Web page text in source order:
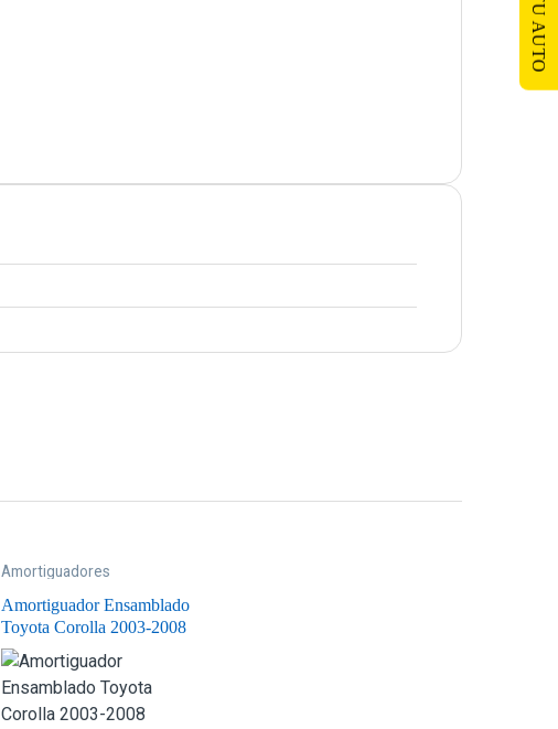
Amortiguadores
Amortiguador Ensamblado
Toyota Corolla 2003-2008
Delantero Derecho
TU AUTO